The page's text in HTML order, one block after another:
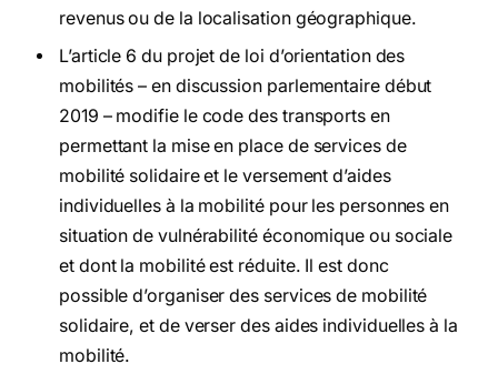
revenus ou de la localisation géographique.
L’article 6 du projet de loi d’orientation des
mobilités – en discussion parlementaire début
2019 – modifie le code des transports en
permettant la mise en place de services de
mobilité solidaire et le versement d’aides
individuelles à la mobilité pour les personnes en
situation de vulnérabilité économique ou sociale
et dont la mobilité est réduite. Il est donc
possible d’organiser des services de mobilité
solidaire, et de verser des aides individuelles à la
mobilité.